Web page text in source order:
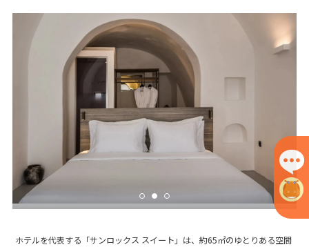
ホテルを代表する「サンロックス スイート」は、約65㎡のゆとりある空間